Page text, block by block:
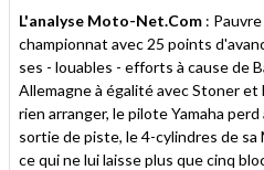
L'analyse Moto-Net.Com :
championnat avec 25 points
ses - louables - efforts à cause de
Allemagne à égalité avec Stoner
rien arranger, le pilote Yamaha
sortie de piste, le 4-cylindres de sa
ce qui ne lui laisse plus que cinq